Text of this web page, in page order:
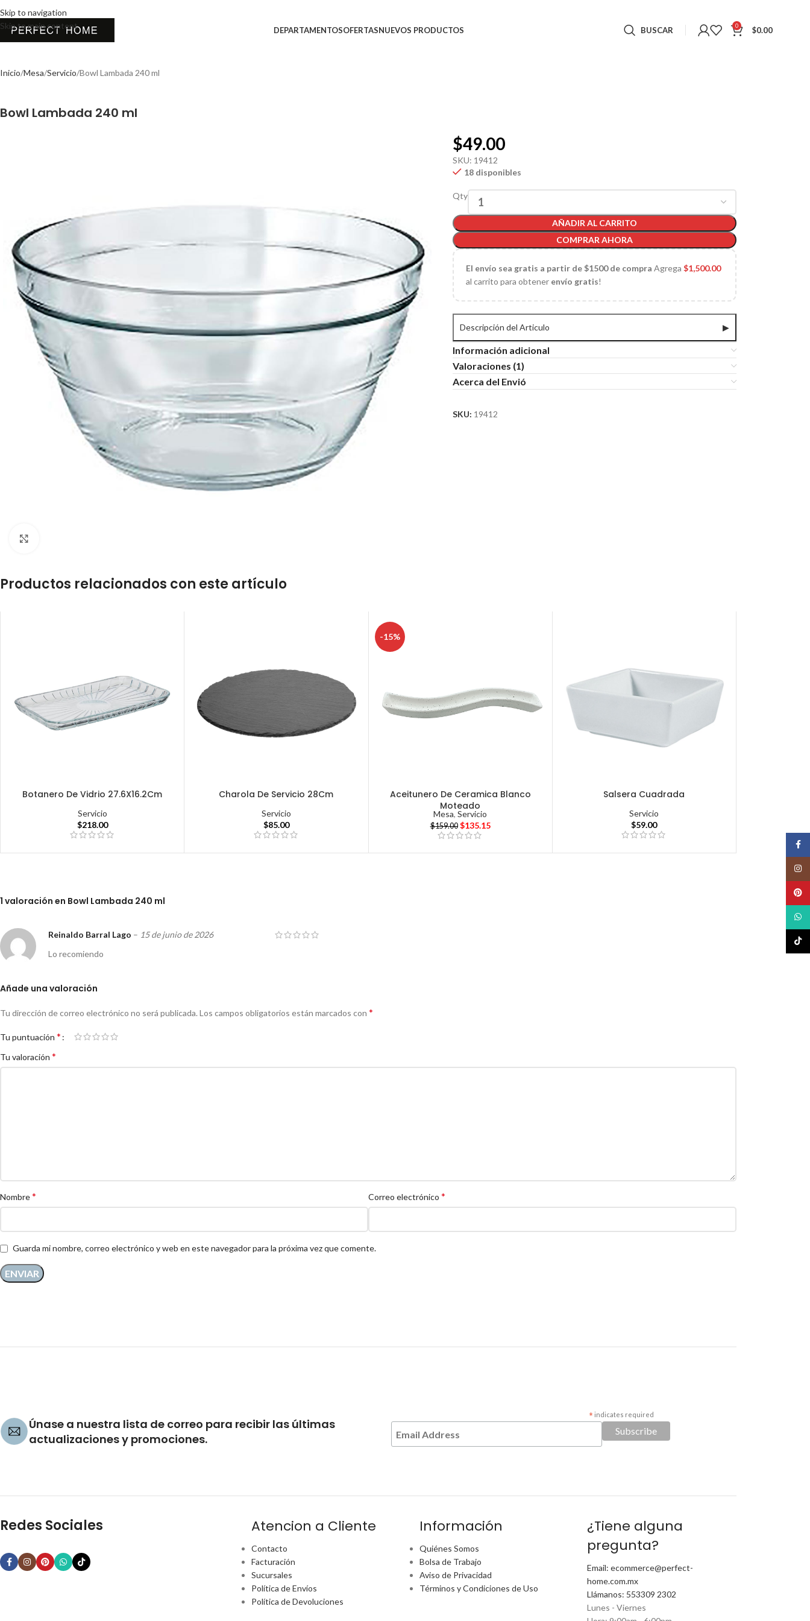
Skip to navigation
Skip to main content
DEPARTAMENTOSOFERTASNUEVOS PRODUCTOS BUSCAR 0 $0.00
Inicio Mesa Servicio Bowl Lambada 240 ml
Bowl Lambada 240 ml
$49.00
SKU: 19412
18 disponibles
Qty
AÑADIR AL CARRITO
COMPRAR AHORA
El envío sea gratis a partir de $1500 de compra Agrega$1,500.00
al carrito para obtener envío gratis!
Descripción del Articulo ▶
Información adicional
Valoraciones (1)
Acerca del Envió
SKU: 19412
Productos relacionados con este artículo
Botanero De Vidrio 27.6X16.2Cm
Servicio
$218.00
Charola De Servicio 28Cm
Servicio
$85.00
-15%
Aceitunero De Ceramica Blanco
Moteado
Mesa,Servicio
$159.00 $135.15
Salsera Cuadrada
Servicio
$59.00
1 valoración en Bowl Lambada 240 ml
Reinaldo Barral Lago – 15 de junio de 2026
Lo recomiendo
Añade una valoración
Tu dirección de correo electrónico no será publicada. Los campos obligatorios están marcados con *
Tu puntuación *
Tu valoración *
Nombre* Correo electrónico *
Guarda mi nombre, correo electrónico y web en este navegador para la próxima vez que comente.
Únase a nuestra lista de correo para recibir las últimas
actualizaciones y promociones.
* indicates required
Redes Sociales Atencion a Cliente
Contacto
Facturación
Sucursales
Política de Envíos
Política de Devoluciones
Información
Quiénes Somos
Bolsa de Trabajo
Aviso de Privacidad
Términos y Condiciones de Uso
¿Tiene alguna
pregunta?
Email: ecommerce@perfect-
home.com.mx
Llámanos: 553309 2302
Lunes - Viernes